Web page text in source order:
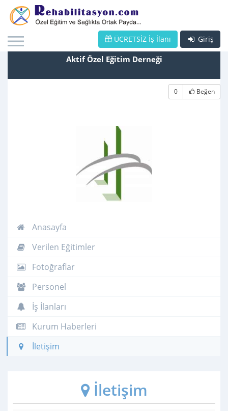
Giriş
ÜCRETSİZ İş İlanı
Aktif Özel Eğitim Derneği
0 Beğen
Anasayfa
Verilen Eğitimler
Fotoğraflar
Personel
İş İlanları
Kurum Haberleri
İletişim
İletişim